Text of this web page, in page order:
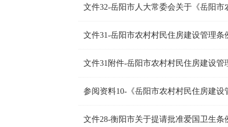
文件31-岳阳市农村村民住房建设管理条
文件31附件-岳阳市农村村民住房建设管
参阅资料10-《岳阳市农村村民住房建设
文件28-衡阳市关于提请批准爱国卫生条